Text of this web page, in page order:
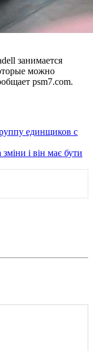
занимается
можно
psm7.com.
единщиков с
і він має бути